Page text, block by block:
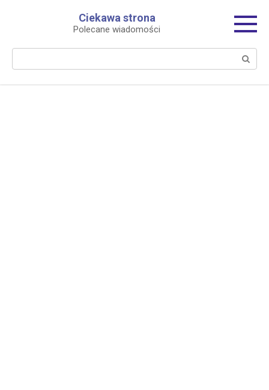
Ciekawa strona
Polecane wiadomości